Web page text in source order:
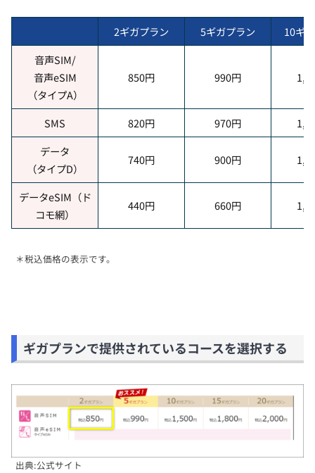
2ギガプラン 5ギガプラン
10ギ
音声SIM/
音声eSIM
（タイプA）
850円 990円
SMS 820円 970円
データ
（タイプD）
740円 900円
データeSIM（ド
コモ網）
440円 660円
＊税込価格の表示です。
ギガプランで提供されているコースを選択する
出典:公式サイト